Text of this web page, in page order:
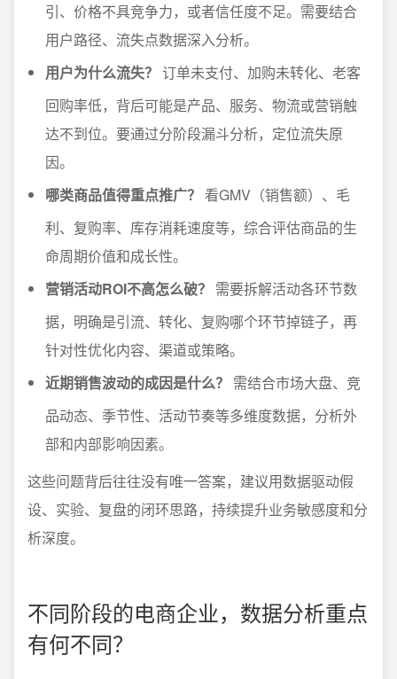
引、价格不具竞争力，或者信任度不足。需要结合
用户路径、流失点数据深入分析。
用户为什么流失？ 订单未支付、加购未转化、老客
回购率低，背后可能是产品、服务、物流或营销触
达不到位。要通过分阶段漏斗分析，定位流失原
因。
哪类商品值得重点推广？ 看GMV（销售额）、毛
利、复购率、库存消耗速度等，综合评估商品的生
命周期价值和成长性。
营销活动ROI不高怎么破？ 需要拆解活动各环节数
据，明确是引流、转化、复购哪个环节掉链子，再
针对性优化内容、渠道或策略。
近期销售波动的成因是什么？ 需结合市场大盘、竞
品动态、季节性、活动节奏等多维度数据，分析外
部和内部影响因素。
这些问题背后往往没有唯一答案，建议用数据驱动假
设、实验、复盘的闭环思路，持续提升业务敏感度和分
析深度。
不同阶段的电商企业，数据分析重点
有何不同？